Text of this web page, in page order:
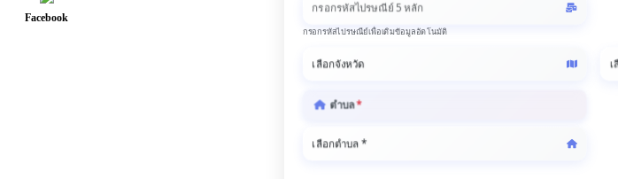
Facebook
กรอกรหัสไปรษณีย์เพื่อเติมข้อมูลอัตโนมัติ
ตำบล*